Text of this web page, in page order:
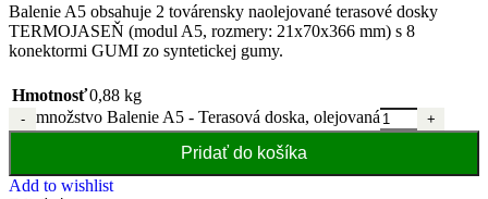
Balenie A5 obsahuje 2 továrensky naolejované terasové dosky
TERMOJASEŇ (modul A5, rozmery: 21x70x366 mm) s 8
konektormi GUMI zo syntetickej gumy.
Hmotnosť0,88 kg
množstvo Balenie A5 - Terasová doska, olejovaná
Pridať do košíka
Add to wishlist